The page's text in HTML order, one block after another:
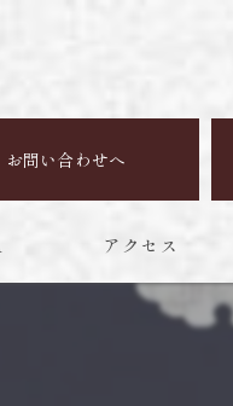
お問い合わせへ
アクセス